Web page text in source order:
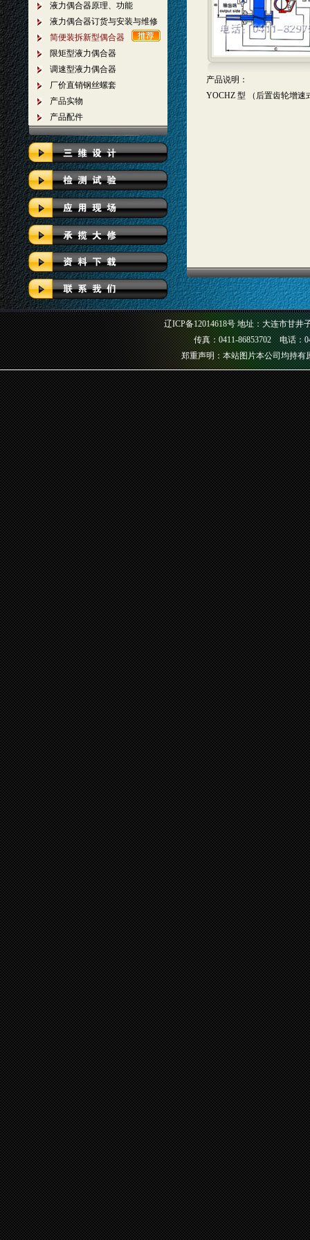
液力偶合器原理、功能
液力偶合器订货与安装与维修
简便装拆新型偶合器
限矩型液力偶合器
调速型液力偶合器
厂价直销钢丝螺套
产品实物
产品配件
产品说明：
YOCHZ 型 （后置齿轮增速
辽ICP备12014618号地址：大连市甘井
传真：0411-86853702 电话：
郑重声明：本站图片本公司均持